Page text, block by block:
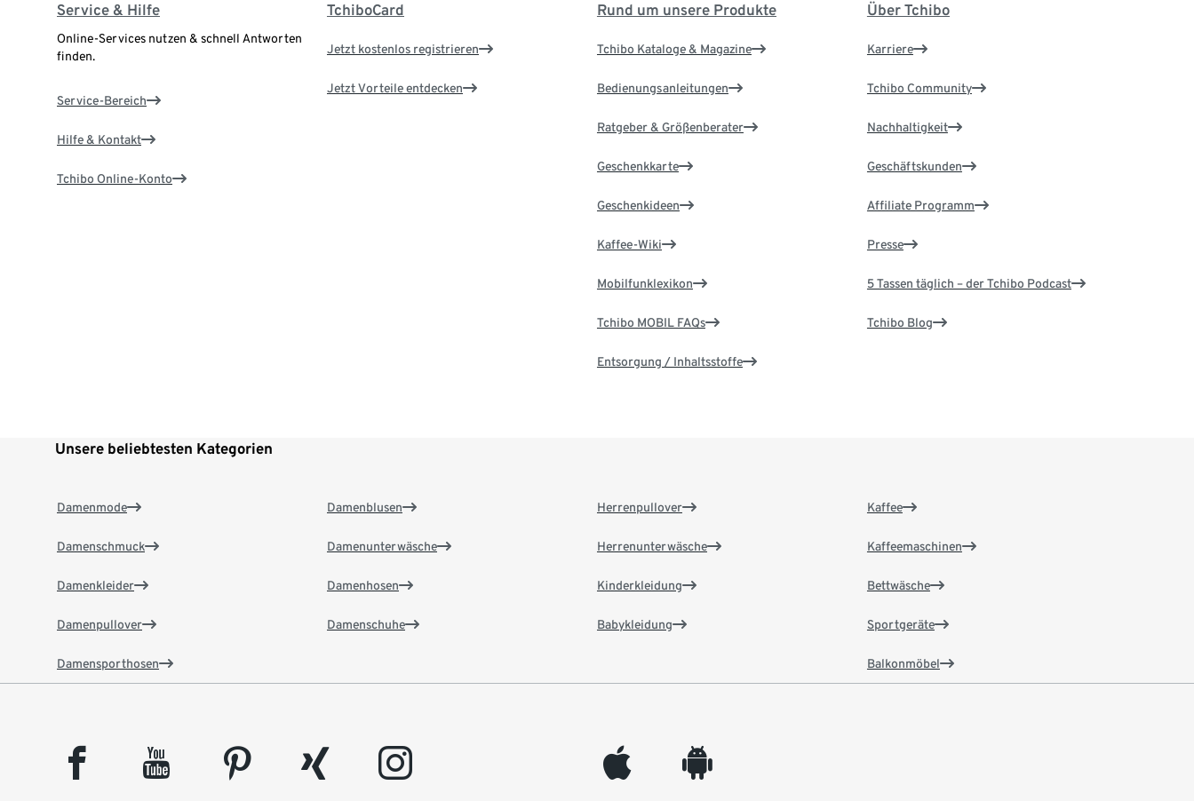
Service & Hilfe
Online-Services nutzen & schnell Antworten
finden.
Service-Bereich
Hilfe & Kontakt
Tchibo Online-Konto
TchiboCard
Jetzt kostenlos registrieren
Jetzt Vorteile entdecken
Rund um unsere Produkte
Tchibo Kataloge & Magazine
Bedienungsanleitungen
Ratgeber & Größenberater
Geschenkkarte
Geschenkideen
Kaffee-Wiki
Mobilfunklexikon
Tchibo MOBIL FAQs
Entsorgung / Inhaltsstoffe
Über Tchibo
Karriere
Tchibo Community
Nachhaltigkeit
Geschäftskunden
Affiliate Programm
Presse
5 Tassen täglich – der Tchibo Podcast
Tchibo Blog
Unsere beliebtesten Kategorien
Damenmode
Damenschmuck
Damenkleider
Damenpullover
Damensporthosen
Damenblusen
Damenunterwäsche
Damenhosen
Damenschuhe
Herrenpullover
Herrenunterwäsche
Kinderkleidung
Babykleidung
Kaffee
Kaffeemaschinen
Bettwäsche
Sportgeräte
Balkonmöbel
facebook youtube pinterest xing instagram appleinc android